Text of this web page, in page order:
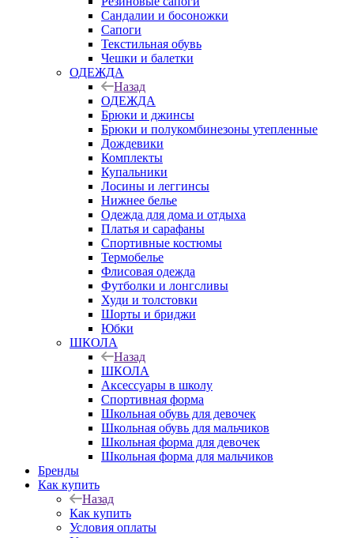
Сандалии и босоножки
Сапоги
Текстильная обувь
Чешки и балетки
ОДЕЖДА
Назад
ОДЕЖДА
Брюки и джинсы
Брюки и полукомбинезоны утепленные
Дождевики
Комплекты
Купальники
Лосины и леггинсы
Нижнее белье
Одежда для дома и отдыха
Платья и сарафаны
Спортивные костюмы
Термобелье
Флисовая одежда
Футболки и лонгсливы
Худи и толстовки
Шорты и бриджи
Юбки
ШКОЛА
Назад
ШКОЛА
Аксессуары в школу
Спортивная форма
Школьная обувь для девочек
Школьная обувь для мальчиков
Школьная форма для девочек
Школьная форма для мальчиков
Бренды
Как купить
Назад
Как купить
Условия оплаты